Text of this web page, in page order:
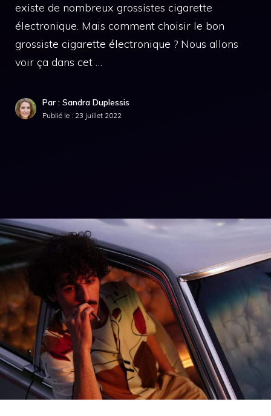
existe de nombreux grossistes cigarette
électronique. Mais comment choisir le bon
grossiste cigarette électronique ? Nous allons
voir ça dans cet …
Par : Sandra Duplessis
Publié le : 23 juillet 2022